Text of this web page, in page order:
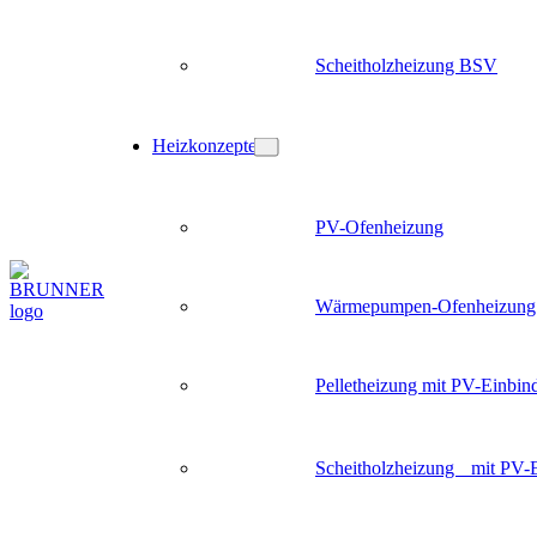
Scheitholzheizung BSV
Heizkonzepte
PV-Ofenheizung
Wärmepumpen-Ofenheizung
Pelletheizung mit PV-
Scheitholzheizung mit PV-